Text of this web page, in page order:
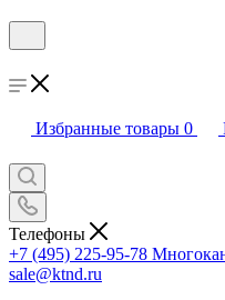
Избранные товары 0
Телефоны
+7 (495) 225-95-78
sale@ktnd.ru